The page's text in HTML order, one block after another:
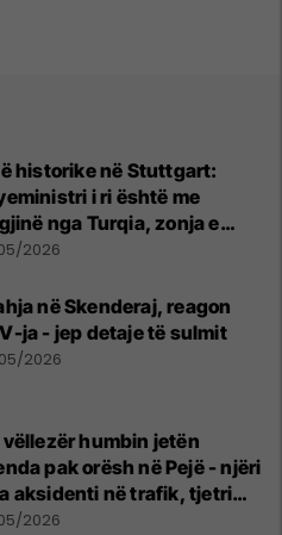
historike në Stuttgart:
i ri është me
nga Turqia, zonja e
një shqiptare nga
2026
në Skenderaj, reagon
ja - jep detaje të sulmit
2026
vëllezër humbin jetën
pak orësh në Pejë - njëri
aksidenti në trafik, tjetri
sëmundja
2026